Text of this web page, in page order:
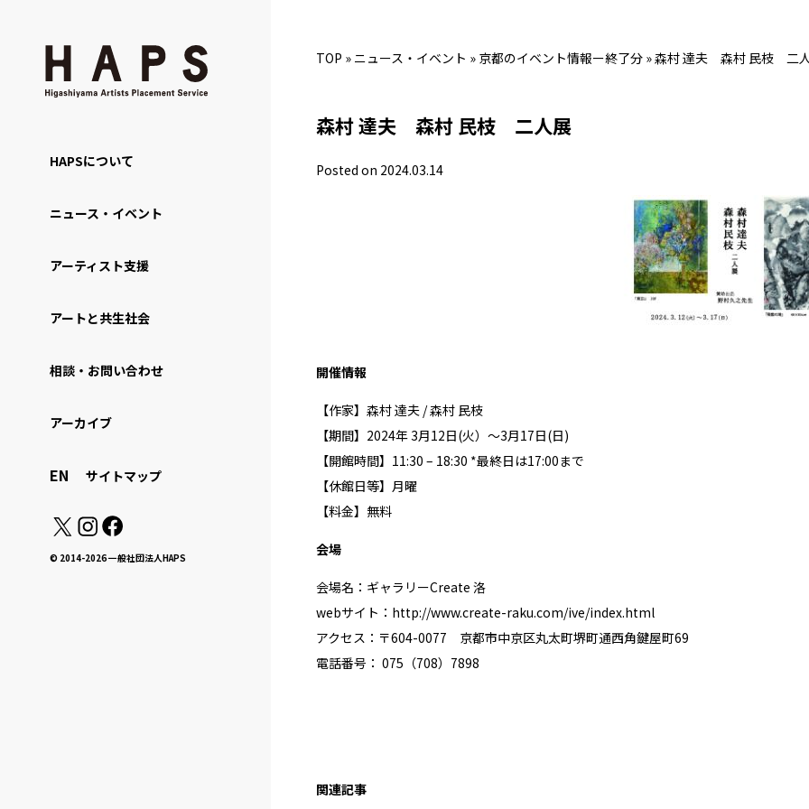
HAPSについて
ニュース・イベント
アーティスト支援
アートと共生社会
相談・お問い合わせ
アーカイブ
EN サイトマップ
© 2014-2026 一般社団法人HAPS
TOP » ニュース・イベント » 京都のイベント情報ー終了分 »森村 達夫 森村 民枝 二
森村 達夫 森村 民枝 二人展
Posted on 2024.03.14
開催情報
【作家】森村 達夫 / 森村 民枝
【期間】2024年 3月12日(火）～3月17日(日)
【開館時間】11:30 – 18:30 *最終日は17:00まで
【休館日等】月曜
【料金】無料
会場
会場名：ギャラリーCreate 洛
webサイト： http://www.create-raku.com/ive/index.html
アクセス：〒604-0077 京都市中京区丸太町堺町通西角鍵屋町69
電話番号： 075（708）7898
関連記事